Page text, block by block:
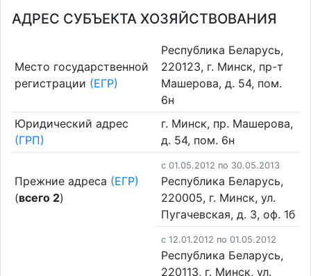
АДРЕС СУБЪЕКТА ХОЗЯЙСТВОВАНИЯ
Место государственной
регистрации (ЕГР)
Республика Беларусь,
220123, г. Минск, пр-т
Машерова, д. 54, пом.
6н
Юридический адрес
(ГРП)
г. Минск, пр. Машерова,
д. 54, пом. 6н
Прежние адреса (ЕГР)
(всего 2)
c 01.05.2012 по 30.05.2013
Республика Беларусь,
220005, г. Минск, ул.
Пугачевская, д. 3, оф. 1б
c 12.01.2012 по 01.05.2012
Республика Беларусь,
220113, г. Минск, ул.